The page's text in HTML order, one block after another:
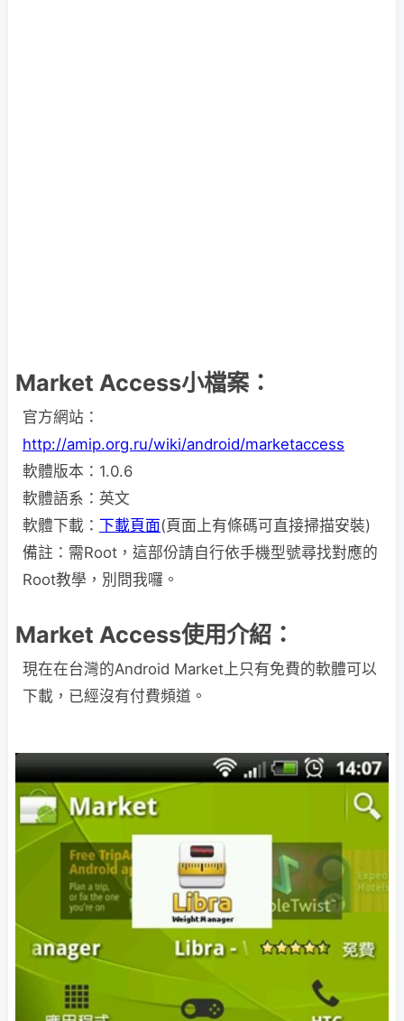
Market Access小檔案：
官方網站：
http://amip.org.ru/wiki/android/marketaccess
軟體版本：1.0.6
軟體語系：英文
軟體下載： 下載頁面(頁面上有條碼可直接掃描安裝)
備註：需Root，這部份請自行依手機型號尋找對應的
Root教學，別問我囉。
Market Access使用介紹：
現在在台灣的Android Market上只有免費的軟體可以
下載，已經沒有付費頻道。